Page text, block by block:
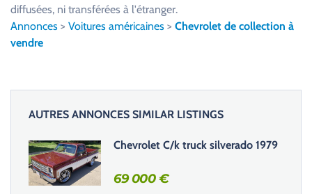
e
s
e
r
c
diffusées, ni transférées à l'étranger.
Annonces > Voitures américaines > Chevrolet de collection à
vendre
AUTRES ANNONCES SIMILAR LISTINGS
Chevrolet C/k truck silverado 1979
69 000€